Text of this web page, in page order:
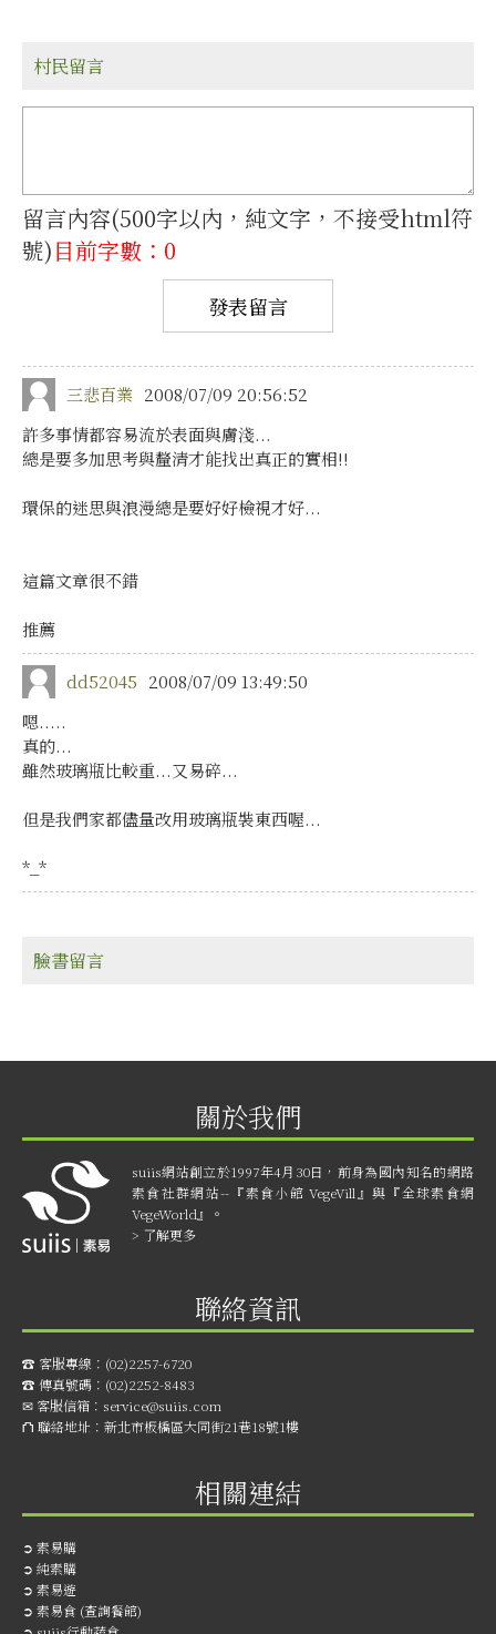
村民留言
留言內容(500字以內，純文字，不接受html符
號)目前字數：0
三悲百業 2008/07/09 20:56:52
許多事情都容易流於表面與膚淺...
總是要多加思考與釐清才能找出真正的實相!!
環保的迷思與浪漫總是要好好檢視才好...
這篇文章很不錯
推薦
dd52045 2008/07/09 13:49:50
嗯.....
真的...
雖然玻璃瓶比較重...又易碎...
但是我們家都儘量改用玻璃瓶裝東西喔...
*_*
臉書留言
關於我們
suiis網站創立於1997年4月30日，前身為國內知名的網路
素食社群網站--『素食小館 VegeVill』與『全球素食網
VegeWorld』。
> 了解更多
聯絡資訊
☎︎ 客服專線： (02)2257-6720
☎︎ 傳真號碼： (02)2252-8483
✉ 客服信箱： service@suiis.com
⛫ 聯絡地址： 新北市板橋區大同街21巷18號1樓
相關連結
➲ 素易購
➲ 純素購
➲ 素易遊
➲ 素易食 (查詢餐館)